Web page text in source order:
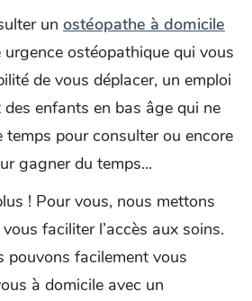
un ostéopathe à domicile
ostéopathique qui vous
de vous déplacer, un emploi
enfants en bas âge qui ne
temps pour consulter ou encore
gagner du temps...
! Pour vous, nous mettons
faciliter l’accès aux soins.
pouvons facilement vous
à domicile avec un